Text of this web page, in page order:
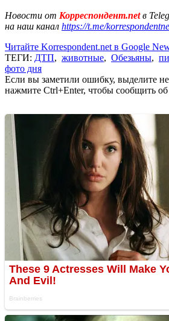
Новости от Корреспондент.netв
на наш канал https://t.me/
Читайте Korrespondent.net в Google
ТЕГИ: ДТП, животные, Обезьяны,
фото дня
Если вы заметили ошибку, выделите
нажмите Ctrl+Enter, чтобы сообщить